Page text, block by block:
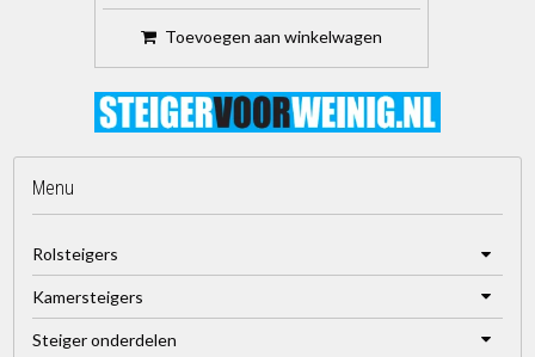
Toevoegen aan winkelwagen
Menu
Rolsteigers
Kamersteigers
Steiger onderdelen